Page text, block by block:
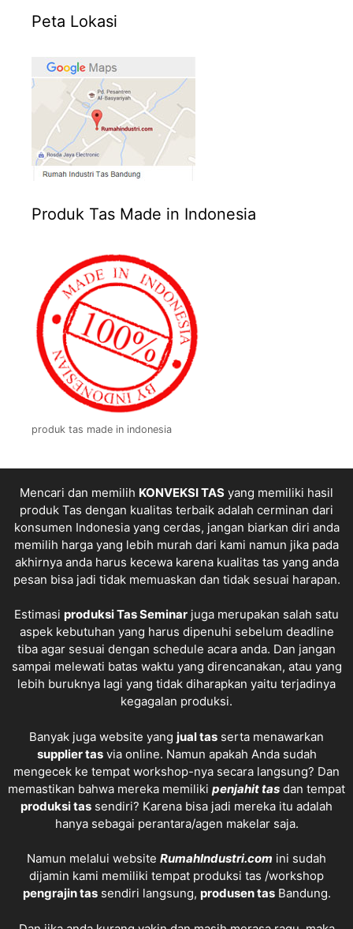
Peta Lokasi
Produk Tas Made in Indonesia
produk tas made in indonesia
Mencari dan memilih KONVEKSI TAS yang memiliki hasil
produk Tas dengan kualitas terbaik adalah cerminan dari
konsumen Indonesia yang cerdas, jangan biarkan diri anda
memilih harga yang lebih murah dari kami namun jika pada
akhirnya anda harus kecewa karena kualitas tas yang anda
pesan bisa jadi tidak memuaskan dan tidak sesuai harapan.
Estimasi produksiTas Seminar juga merupakan salah satu
aspek kebutuhan yang harus dipenuhi sebelum deadline
tiba agar sesuai dengan schedule acara anda. Dan jangan
sampai melewati batas waktu yang direncanakan, atau yang
lebih buruknya lagi yang tidak diharapkan yaitu terjadinya
kegagalan produksi.
Banyak juga website yang jual tas serta menawarkan
supplier tasvia online. Namun apakah Anda sudah
mengecek ke tempat workshop-nya secara langsung? Dan
memastikan bahwa mereka memiliki penjahit tas dan tempat
produksi tas sendiri? Karena bisa jadi mereka itu adalah
hanya sebagai perantara/agen makelar saja.
Namun melalui website RumahIndustri.com ini sudah
dijamin kami memiliki tempat produksi tas /workshop
pengrajin tassendiri langsung, produsen tasBandung.